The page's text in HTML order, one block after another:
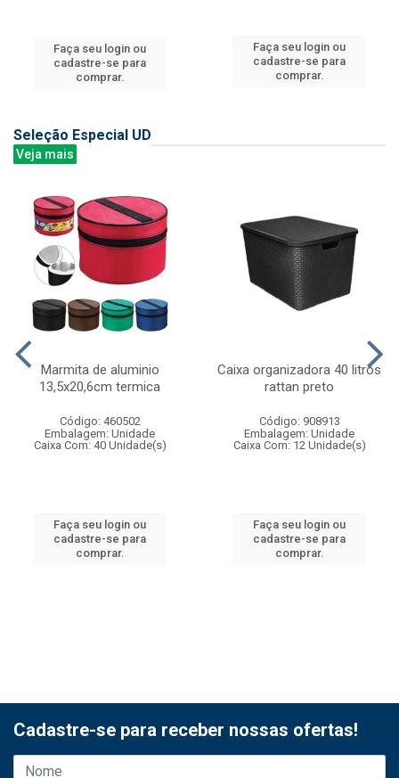
Faça seu login ou
cadastre-se para
comprar.
Faça seu login ou
cadastre-se para
comprar.
Seleção Especial UD
Veja mais
Marmita de aluminio
13,5x20,6cm termica
Código: 460502
Embalagem: Unidade
Caixa Com: 40 Unidade(s)
Faça seu login ou
cadastre-se para
comprar.
Caixa organizadora 40 litros
rattan preto
Código: 908913
Embalagem: Unidade
Caixa Com: 12 Unidade(s)
Faça seu login ou
cadastre-se para
comprar.
Cadastre-se para receber nossas ofertas!